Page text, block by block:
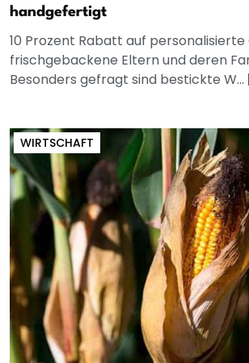
handgefertigt
10 Prozent Rabatt auf
frischgebackene Eltern und deren
Besonders gefragt sind bestickte W...
WIRTSCHAFT